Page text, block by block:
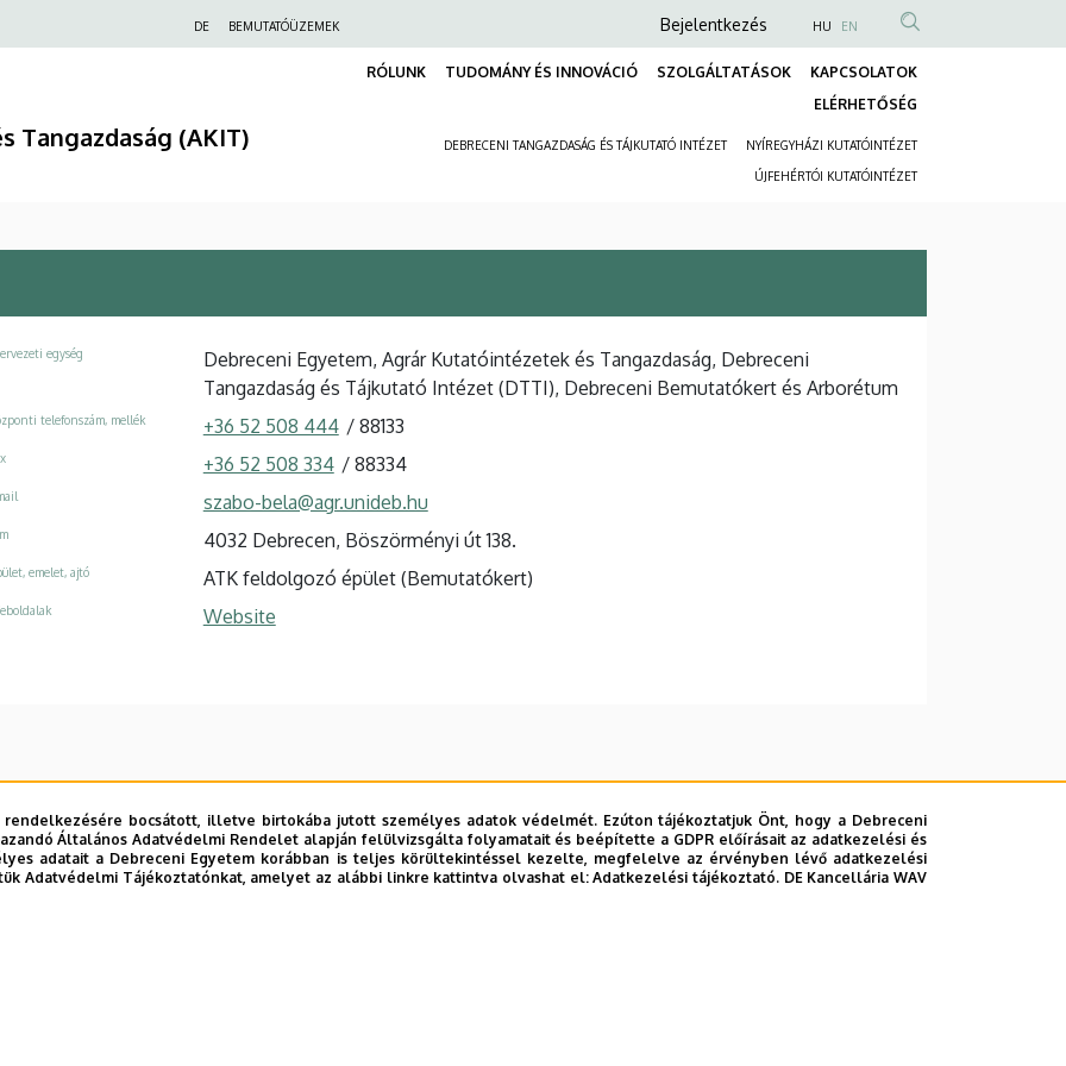
DE BEMUTATÓÜZEMEK
Anonim
Felhasználói
Bejelentkezés HU EN
Tangazdaság (AKIT)
RÓLUNK TUDOMÁNY ÉS INNOVÁCIÓ SZOLGÁLTATÁSOK
KAPCSOLATOK
ELÉRHETŐSÉG
DEBRECENI TANGAZDASÁG ÉS TÁJKUTATÓ INTÉZET NYÍREGYHÁZI KUTATÓINTÉZET
ÚJFEHÉRTÓI KUTATÓINTÉZET
egység
Debreceni Egyetem, Agrár Kutatóintézetek és Tangazdaság, Debreceni
Tangazdaság és Tájkutató Intézet (DTTI), Debreceni Bemutatókert és Arborétum
telefonszám, mellék +36 52 508 444 / 88133
+36 52 508 334 / 88334
szabo-bela@agr.unideb.hu
4032 Debrecen, Böszörményi út 138.
emelet, ajtó ATK feldolgozó épület (Bemutatókert)
Website
bocsátott, illetve birtokába jutott személyes adatok védelmét. Ezúton tájékoztatjuk Önt, hogy a Debreceni
Általános Adatvédelmi Rendelet alapján felülvizsgálta folyamatait és beépítette a GDPR előírásait az adatkezelési és
adatait a Debreceni Egyetem korábban is teljes körültekintéssel kezelte, megfelelve az érvényben lévő adatkezelési
Adatvédelmi Tájékoztatónkat, amelyet az alábbi linkre kattintva olvashat el:Adatkezelési tájékoztató. DE Kancellária WAV